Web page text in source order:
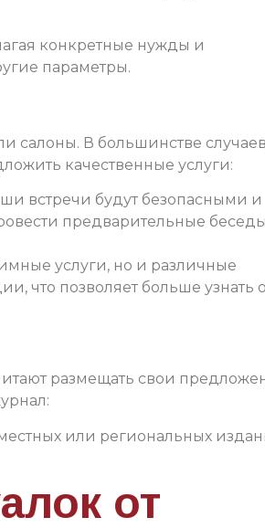
конкретные нужды и
параметры.
салоны. В большинстве
качественные услуги:
встречи будут безопасными и
предварительные
услуги, но и различные
что позволяет больше узнать о
размещать свои
или региональных
от